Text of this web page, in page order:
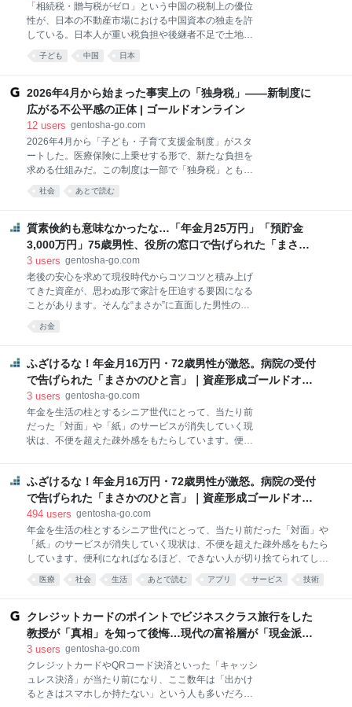
相場が上昇を続けています。かつては中間層向けとさ
れた物件も、更新時の賃料引き上げが常態化してお
り、年金で暮らす高齢者が住み慣れた地域を去らざる
を得ない事態が起きています。 佐藤貴子さん（仮名・
の3LDKのマンション。家
ルドオンライン
「相続税・贈与税がゼロ」という中国の税制上の優位
性が、日本の不動産市場における中国資本の独走を許
している。日本人が重い税負担や後継者不足で土地を
手放す一方、中国の富裕層は無傷の資金を背景に、日
本の不動産を次々と手中に収めているのだ。日本経済
の台頭で激変する社会』（KADOKAWA）より、日本
人が自国の土地取得において不利な立場に置かれる
「制度の隙間」を明らかにしていく。※登場する取材
協力者の肩書や年齢は取材当時のものです。 ゴールド
オンライン新書最新刊、Amazonにて好評発売中！ 世
界の税金はどうなっているのか 富裕層の相続戦略シ
リーズ【国内編】 矢内一好（著）＋ゴールドオンライ
ン（編集） シリーズ既刊本も好評発売中 → 紹介ペー
ある。中国
子ども 中国 日本
2026年4月から始まった事実上の「独身税」――新制度に
広がる不公平感の正体 | ゴールドオンライン
12 users gentosha-go.com
2026年4月から「子ども・子育て支援金制度」がスタ
ートした。医療保険に上乗せする形で、新たな負担を
求める仕組みだ。この制度は一部で「独身税」とも呼
ばれ、少子化対策として評価する声がある一方で、不
公平感を指摘する意見も強く、賛否が分かれている。
班が担当する。 「独身税」と呼ばれる制度の正体 そも
そも「独身税」と呼ばれているが、正式な制度名では
ない。実際には、医療保険料に上乗せして徴収される
も・子育て支援金制度では、医療保険に加入している
すべての人が負担の対象となる。独身者だけに課され
るものではない。 それにもかかわらず「独身税」と呼
ばれるのは、負担と受益の関係にある。集められた財
人にとって
社会 あとで読む
質素倹約も意味なかったな…「年金月25万円」「預貯金
3,000万円」75歳男性、役所の窓口で告げられた「まさか
の事実」に呆然｜資産形成ゴールドオンライン
3 users gentosha-go.com
老後の安心を求めて現役時代からコツコツと積み上げ
てきた資産が、思わぬ形で家計を圧迫する要因になる
ことがあります。そんな“まさか”に直面した男性のケ
月々3万円以上の追加負担 大手メーカーで定年まで勤
いる佐藤健一さん（75歳・仮名）。現在、夫婦の主な
収入は公的年金で、月額は約25万円です。これに加え
て、1,800万円ほどの退職金と現役時代の預貯金を合
りは、半年前のことでした。和子さんが変形性膝関節
症を悪化させ、週3回のデイサービスと週2回の訪問介
護を利用することになったのです。当初、ケアマネジ
1万5,000円から2万円程度でしょう」と説明を受けて
いました。 ところが、利用開始から数カ月後、佐藤さ
お金
ふざけるな！年金月16万円・72歳男性が激怒。病院の受付
で告げられた「まさかのひと言」｜資産形成ゴールドオン
ライン
3 users gentosha-go.com
年金を生活の柱とするシニア世代にとって、当たり前
だった「対面」や「紙」のサービスが消失していく現
状は、不便を超えた疎外感をもたらしています。便利
訴えを通して、現代社会が抱える「置き去りの実態」
を浮き彫りにします。 デジタル化で取り残される高齢
者たち 総務省「令和6年 通信利用動向調査」による
と、個人のスマートフォン保有率は全体で85.6%と高
い水準に達しています。ネット利用全体も過半数を超
えており、若い世代との差は縮まっています。 一方
保有率・利用率ともに全年代平均を下回る傾向が続い
活必需レベルで使いこなせていない人の割合が高いこ
とも示唆しています。 また、MMD研究所「2024年
高齢者のスマー
ふざけるな！年金月16万円・72歳男性が激怒。病院の受付
で告げられた「まさかのひと言」｜資産形成ゴールドオン
ライン
494 users gentosha-go.com
年金を生活の柱とするシニア世代にとって、当たり前だった「対面」や
「紙」のサービスが消失していく現状は、不便を超えた疎外感をもたら
しています。便利になればなるほど、できない人が切り捨てられてしま
う社会の歪みはなぜ生まれるのか。ある男性の切実な訴えを通して、現
代社会が抱える「置き去りの実態」を浮き彫りにします。 70代のガラケ
隠そうとしないのは、小林太郎さん（72歳・仮名）。定年まで都内の建
設会社に勤め、現場監督として働いてきました。2歳年下の妻・和子さ
ん（仮名）と2人暮らしで、現在は小林さんの年金月16万円と、和子さ
つけ病院の予約方法が変わったことでした。 「『今度からアプリで予約
してください』と紙を渡されたんです。『スマートフォンを持っていな
い』と言ったら、
医療 社会 生活 あとで読む アプリ サービス 技術
クレジットカードのポイントでビジネスクラス旅行をした
教授が「真相」を知って後悔…現代の富裕層が「現金派」
を貫く本当の理由 | ゴールドオンライン
3 users gentosha-go.com
クレジットカードやQRコード決済といった「キャッシ
ュレス決済」が当たり前になり、ここ数年は「出かけ
るときはスマホしか持たない」という人も多いだろ